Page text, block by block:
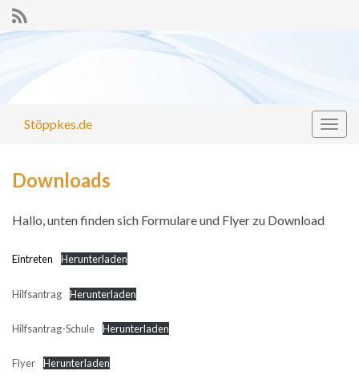
Stöppkes.de
Downloads
Hallo, unten finden sich Formulare und Flyer zu Download
Eintreten Herunterladen
Hilfsantrag Herunterladen
Hilfsantrag-Schule Herunterladen
Flyer Herunterladen